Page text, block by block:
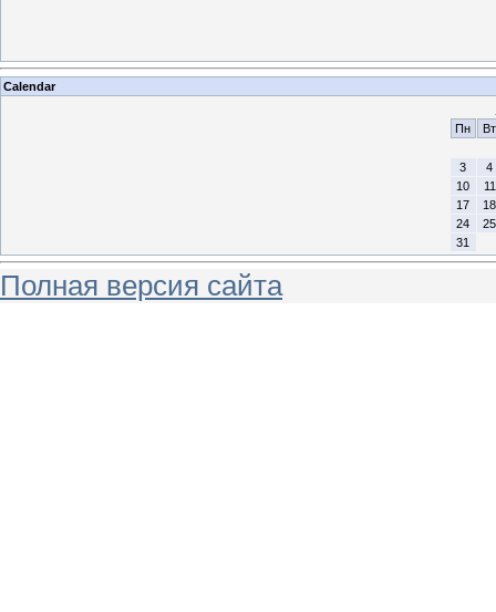
Calendar
Пн
Вт
3
4
10
11
17
18
24
25
31
Полная версия сайта